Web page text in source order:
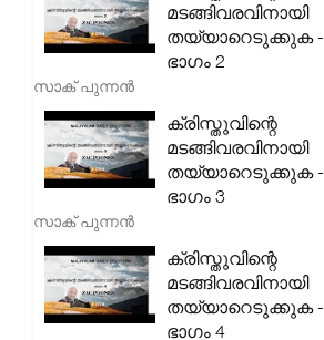
മടങ്ങിവരവിനായി
തയ്യാറെടുക്കുക -
ഭാഗം 2
സാക് പുന്നൻ
ക്രിസ്തുവിന്റെ
മടങ്ങിവരവിനായി
തയ്യാറെടുക്കുക -
ഭാഗം 3
സാക് പുന്നൻ
ക്രിസ്തുവിന്റെ
മടങ്ങിവരവിനായി
തയ്യാറെടുക്കുക -
ഭാഗം 4